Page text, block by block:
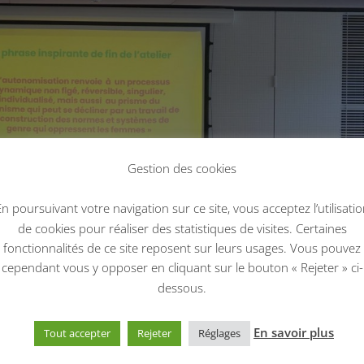
Gestion des cookies
poursuivant votre navigation sur ce site, vous acceptez
de cookies pour réaliser des statistiques de visites. Certaines
fonctionnalités de ce site reposent sur leurs usages. Vous pouvez
cependant vous y opposer en cliquant sur le bouton « Rejeter » ci-
dessous.
Tout accepter Rejeter Réglages En savoir plus